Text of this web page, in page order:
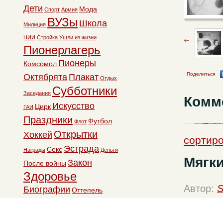
Поделиться
Автор:
Дети Спорт Армия Мода
Милиция ВУЗы Школа
НИИ Стройка Ушли из жизни
Пионерлагерь
Комсомол Пионеры
Октябрята Плакат Отдых
Заседания Субботники
ГАИ Цирк Искусство
Праздники Флот Футбол
Хоккей Открытки
Награды Секс Эстрада Деньги
После войны Закон
Здоровье
Биографии Оттепель